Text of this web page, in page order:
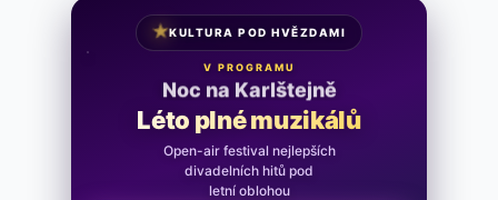
★KULTURA POD HVĚZDAMI
V PROGRAMU
Noc na Karlštejně
Léto plné muzikálů
Open-air festival nejlepších
divadelních hitů pod
letní oblohou